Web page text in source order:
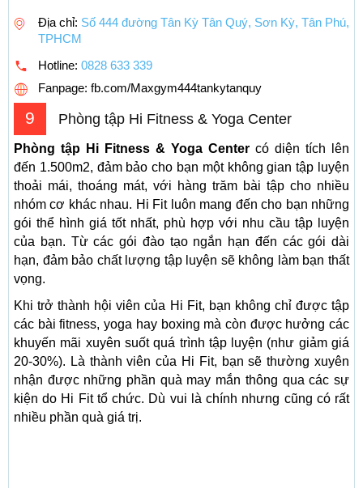
Địa chỉ: Số 444 đường Tân Kỳ Tân Quý, Sơn Kỳ, Tân Phú,
TPHCM
Hotline: 0828 633 339
Fanpage: fb.com/Maxgym444tankytanquy
9 Phòng tập Hi Fitness & Yoga Center
Phòng tập Hi Fitness & Yoga Center có diện tích lên
đến 1.500m2, đảm bảo cho bạn một không gian tập luyện
thoải mái, thoáng mát, với hàng trăm bài tập cho nhiều
nhóm cơ khác nhau. Hi Fit luôn mang đến cho bạn những
gói thể hình giá tốt nhất, phù hợp với nhu cầu tập luyện
của bạn. Từ các gói đào tạo ngắn hạn đến các gói dài
hạn, đảm bảo chất lượng tập luyện sẽ không làm bạn thất
vọng.
Khi trở thành hội viên của Hi Fit, bạn không chỉ được tập
các bài fitness, yoga hay boxing mà còn được hưởng các
khuyến mãi xuyên suốt quá trình tập luyện (như giảm giá
20-30%). Là thành viên của Hi Fit, bạn sẽ thường xuyên
nhận được những phần quà may mắn thông qua các sự
kiện do Hi Fit tổ chức. Dù vui là chính nhưng cũng có rất
nhiều phần quà giá trị.